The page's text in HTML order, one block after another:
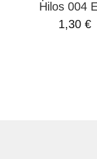
Hilos 004
1,30 €